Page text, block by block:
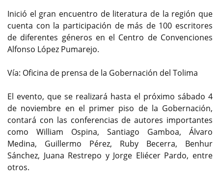
Inició el gran encuentro de literatura de la región que
cuenta con la participación de más de 100 escritores
de diferentes géneros en el Centro de Convenciones
Alfonso López Pumarejo.
Vía: Oficina de prensa de la Gobernación del Tolima
El evento, que se realizará hasta el próximo sábado 4
de noviembre en el primer piso de la Gobernación,
contará con las conferencias de autores importantes
como William Ospina, Santiago Gamboa, Álvaro
Medina, Guillermo Pérez, Ruby Becerra, Benhur
Sánchez, Juana Restrepo y Jorge Eliécer Pardo, entre
otros.